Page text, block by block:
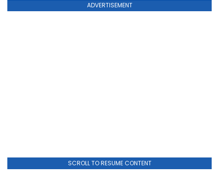
ADVERTISEMENT
SCROLL TO RESUME CONTENT